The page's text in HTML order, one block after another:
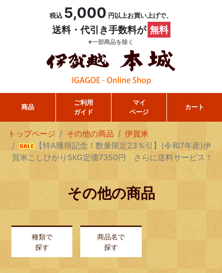
税込 5,000 円以上お買い上げで、
送料・代引き手数料が 無料
※一部商品を除く
商品
ご利用
ガイド
マイ
ページ
カート
トップページ その他の商品
伊賀米
【特A獲得記念！数量限定23％引】(令和7年産)伊
賀米こしひかり5KG定価7350円 さらに送料サービス！
その他の商品
種類で
探す
商品名で
探す